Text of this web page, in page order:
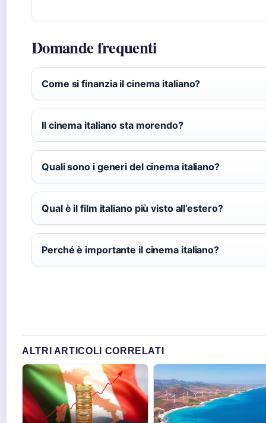
Domande frequenti
Come si finanzia il cinema italiano?
Il cinema italiano sta morendo?
Quali sono i generi del cinema italiano?
Qual è il film italiano più visto all’estero?
Perché è importante il cinema italiano?
ALTRI ARTICOLI CORRELATI